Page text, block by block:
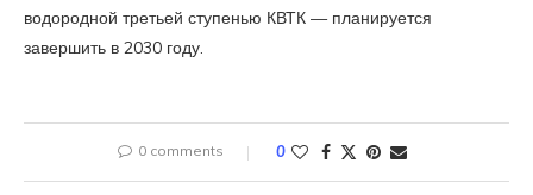
водородной третьей ступенью КВТК — планируется
завершить в 2030 году.
0 comments 0